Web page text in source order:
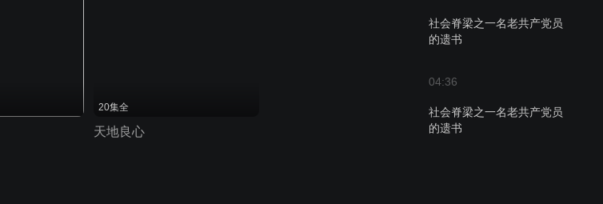
社会脊梁之一名老共产党员
的遗书
04:36
社会脊梁之一名老共产党员
的遗书
20集全
天地良心